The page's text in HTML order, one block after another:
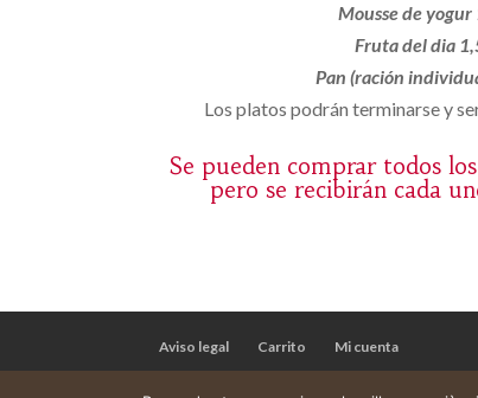
Mousse de
Fruta del dia
Pan (ración
Los platos podrán terminarse y
Se pueden comprar todos
pero se recibirán cada
Aviso legal Carrito Mi cuenta